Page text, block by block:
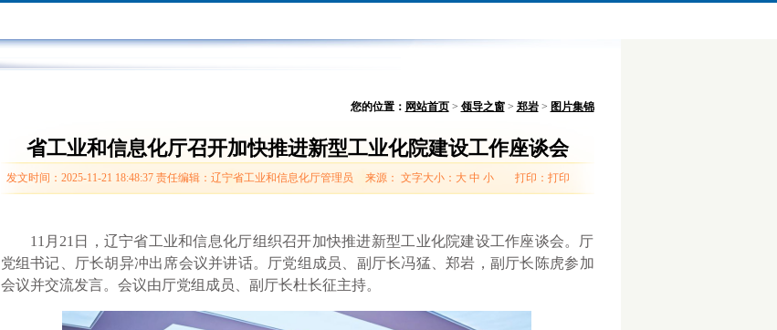
您的位置： 网站首页> 领导之窗> 郑岩> 图片集锦
省工业和信息化厅召开加快推进新型工业化院建设工作座谈会
发文时间：2025-11-21 18:48:37 责任编辑：辽宁省工业和信息化厅管理员 来源： 文字大小： 大 中 小 打印： 打印
11月21日，辽宁省工业和信息化厅组织召开加快推进新型工业化院建设工作座谈会。厅
党组书记、厅长胡异冲出席会议并讲话。厅党组成员、副厅长冯猛、郑岩，副厅长陈虎参加
会议并交流发言。会议由厅党组成员、副厅长杜长征主持。